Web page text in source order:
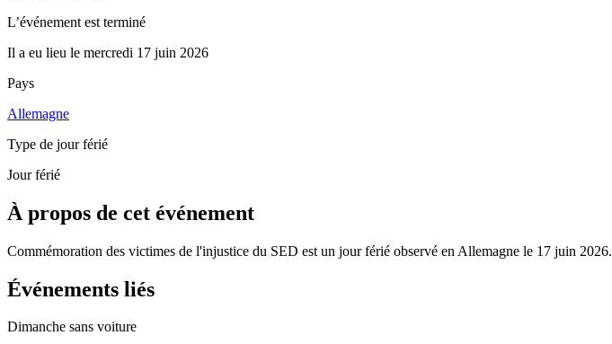
L’événement est terminé
Il a eu lieu le mercredi 17 juin 2026
Pays
Allemagne
Type de jour férié
Jour férié
À propos de cet événement
Commémoration des victimes de l'injustice du SED est un jour férié observé en Allemagne le 17 juin 2026.
Événements liés
Dimanche sans voiture